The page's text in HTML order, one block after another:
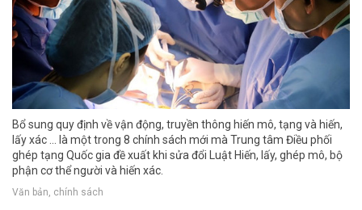
Bổ sung quy định về vận động, truyền thông hiến mô, tạng và hiến,
lấy xác ... là một trong 8 chính sách mới mà Trung tâm Điều phối
ghép tạng Quốc gia đề xuất khi sửa đổi Luật Hiến, lấy, ghép mô, bộ
phận cơ thể người và hiến xác.
Văn bản, chính sách